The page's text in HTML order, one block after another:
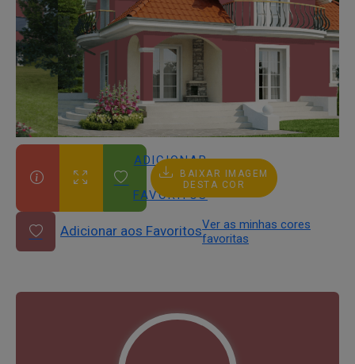
ADICIONAR
AOS
FAVORITOS
BAIXAR IMAGEM
DESTA COR
Adicionar aos FavoritosVer as minhas cores
favoritas